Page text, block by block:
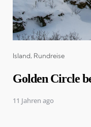
Categories
Island Rundreise
Golden Circle
11 Jahren ago